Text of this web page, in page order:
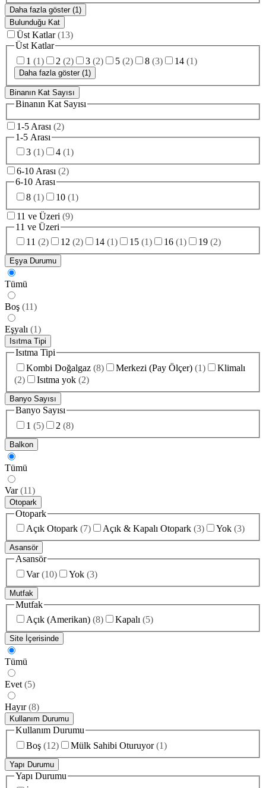
Daha fazla göster (1)
Bulunduğu Kat
Üst Katlar (13)
Üst Katlar
1 (1) 2 (2) 3 (2) 5 (2) 8 (3) 14 (1)
Daha fazla göster (1)
Binanın Kat Sayısı
Binanın Kat Sayısı
1-5 Arası (2)
1-5 Arası
3 (1) 4 (1)
6-10 Arası (2)
6-10 Arası
8 (1) 10 (1)
11 ve Üzeri (9)
11 ve Üzeri
11 (2) 12 (2) 14 (1) 15 (1) 16 (1) 19 (2)
Eşya Durumu
Tümü
Boş (11)
Eşyalı (1)
Isıtma Tipi
Isıtma Tipi
Kombi Doğalgaz (8) Merkezi (Pay Ölçer) (1)
Klimalı
(2) Isıtma yok (2)
Banyo Sayısı
Banyo Sayısı
1 (5) 2 (8)
Balkon
Tümü
Var (11)
Otopark
Otopark
Açık Otopark (7) Açık & Kapalı Otopark (3) Yok (3)
Asansör
Asansör
Var (10) Yok (3)
Mutfak
Mutfak
Açık (Amerikan) (8) Kapalı (5)
Site İçerisinde
Tümü
Evet (5)
Hayır (8)
Kullanım Durumu
Kullanım Durumu
Boş (12) Mülk Sahibi Oturuyor (1)
Yapı Durumu
Yapı Durumu